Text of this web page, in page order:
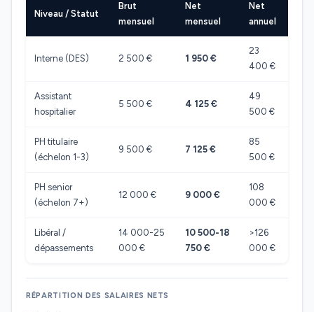
Niveau / Statut
Brut
mensuel
Net
mensuel
Net
annuel
Interne (DES) 2 500 € 1 950 €
23
400 €
Assistant
hospitalier
5 500 € 4 125 €
49
500 €
PH titulaire
(échelon 1-3)
9 500 € 7 125 €
85
500 €
PH senior
(échelon 7+)
12 000 € 9 000 €
108
000 €
Libéral /
dépassements
14 000-25
000 €
10 500-18
750 €
>126
000 €
RÉPARTITION DES SALAIRES NETS